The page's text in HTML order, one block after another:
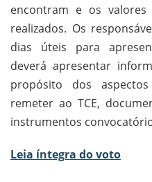
encontram e os
realizados. Os
dias úteis para
deverá apresentar
propósito dos
remeter ao TCE,
instrumentos
Leia íntegra do voto